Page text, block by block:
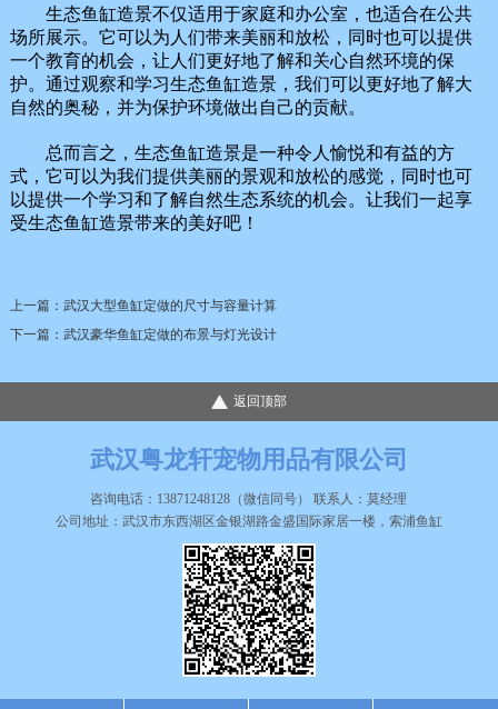
生态鱼缸造景不仅适用于家庭和办公室，也适合在公共
场所展示。它可以为人们带来美丽和放松，同时也可以提供
一个教育的机会，让人们更好地了解和关心自然环境的保
护。通过观察和学习生态鱼缸造景，我们可以更好地了解大
自然的奥秘，并为保护环境做出自己的贡献。
总而言之，生态鱼缸造景是一种令人愉悦和有益的方
式，它可以为我们提供美丽的景观和放松的感觉，同时也可
以提供一个学习和了解自然生态系统的机会。让我们一起享
受生态鱼缸造景带来的美好吧！
上一篇： 武汉大型鱼缸定做的尺寸与容量计算
下一篇： 武汉豪华鱼缸定做的布景与灯光设计
返回顶部
武汉粤龙轩宠物用品有限公司
咨询电话：13871248128（微信同号） 联系人：莫经理
公司地址：武汉市东西湖区金银湖路金盛国际家居一楼，索浦鱼缸